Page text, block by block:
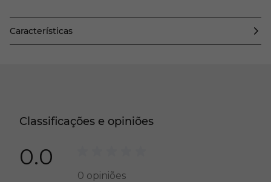
Características
Classificações e opiniões
0.0
0 opiniões